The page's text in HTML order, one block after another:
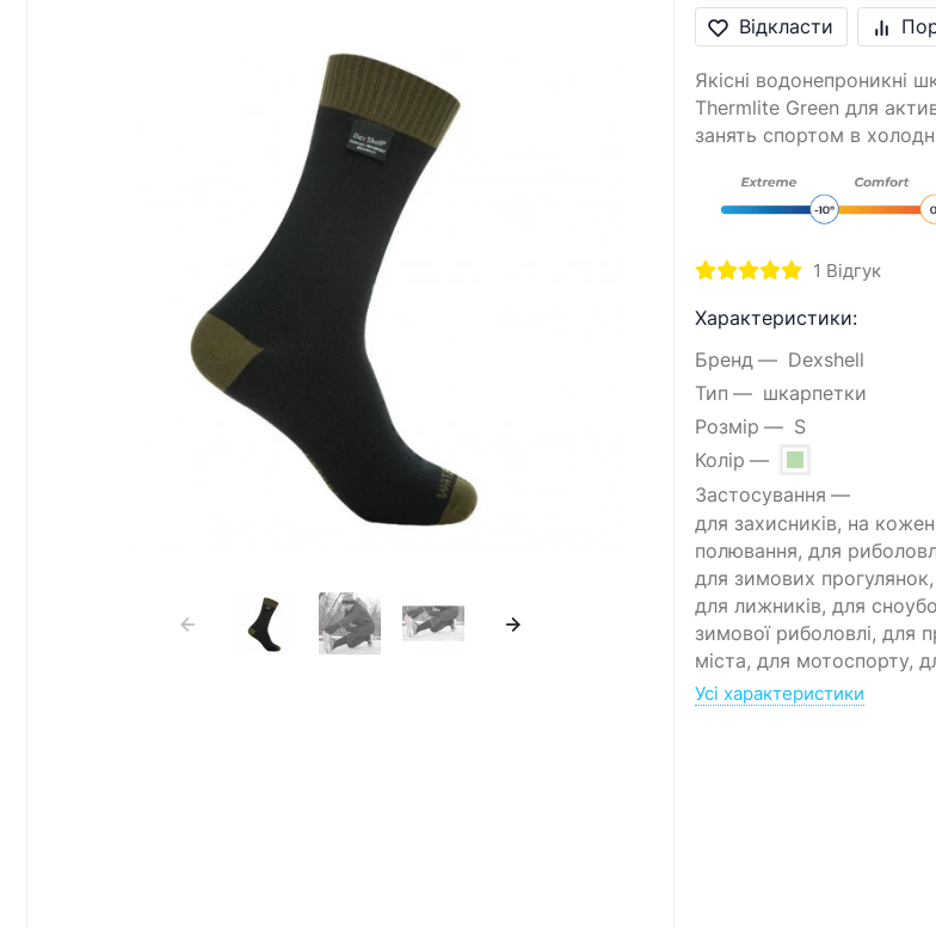
Відкласти
Якісні водонепроникні
Thermlite Green для
занять спортом в
1 Відгук
Характеристики:
Бренд
Dexshell
Тип
шкарпетки
Розмір
S
Колір
Застосування
для захисників, на
полювання, для
для зимових прогулянок,
для лижників, для
зимової риболовлі, для
міста, для мотоспорту,
Усі характеристики